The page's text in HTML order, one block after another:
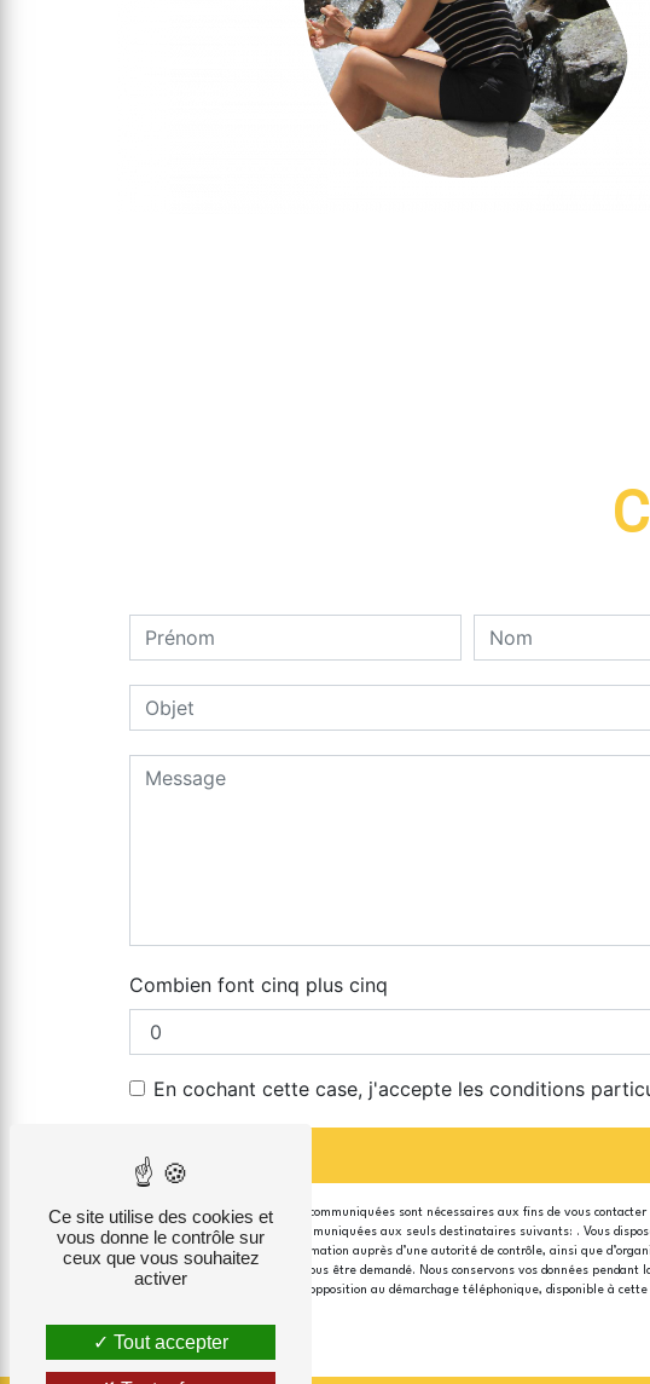
Combien font cinq plus cinq
En cochant cette case, j'accepte les conditions
** Les données personnelles communiquées sont nécessaires aux fins de vous
données collectées seront communiquées aux seuls destinataires suivants: . Vous
du droit d’introduire une réclamation auprès d’une autorité de contrôle, ainsi que
justificatif d'identité pourra vous être demandé. Nous conservons vos données
de vous inscrire sur la liste d'opposition au démarchage téléphonique, disponible à cette
Ce site utilise des cookies et
vous donne le contrôle sur
ceux que vous souhaitez
activer
Tout accepter